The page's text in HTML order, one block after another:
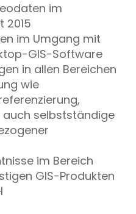
im
2015
im Umgang mit
GIS-Software
in allen Bereichen
wie
selbstständige
im Bereich
GIS-Produkten